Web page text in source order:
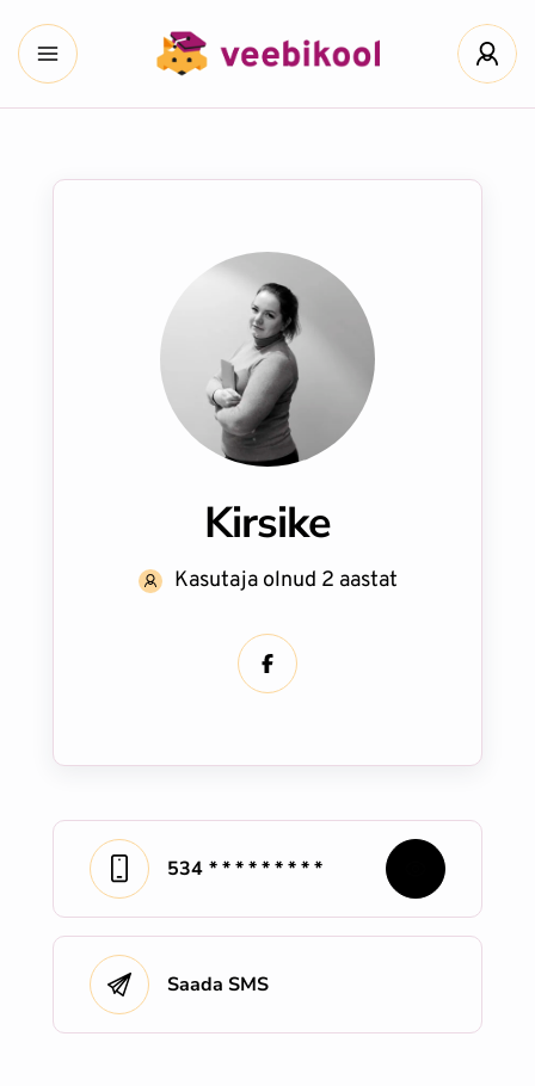
Kirsike
Kasutaja olnud 2 aastat
534 * * * * * * * * *
Saada SMS